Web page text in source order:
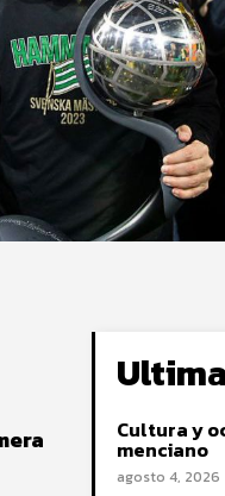
Cultura y
menciano
agosto 4, 2026